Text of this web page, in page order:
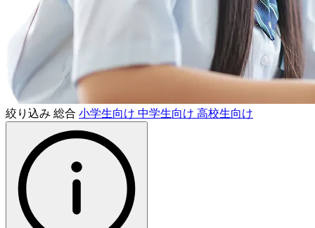
絞り込み 総合 小学生向け 中学生向け 高校生向け